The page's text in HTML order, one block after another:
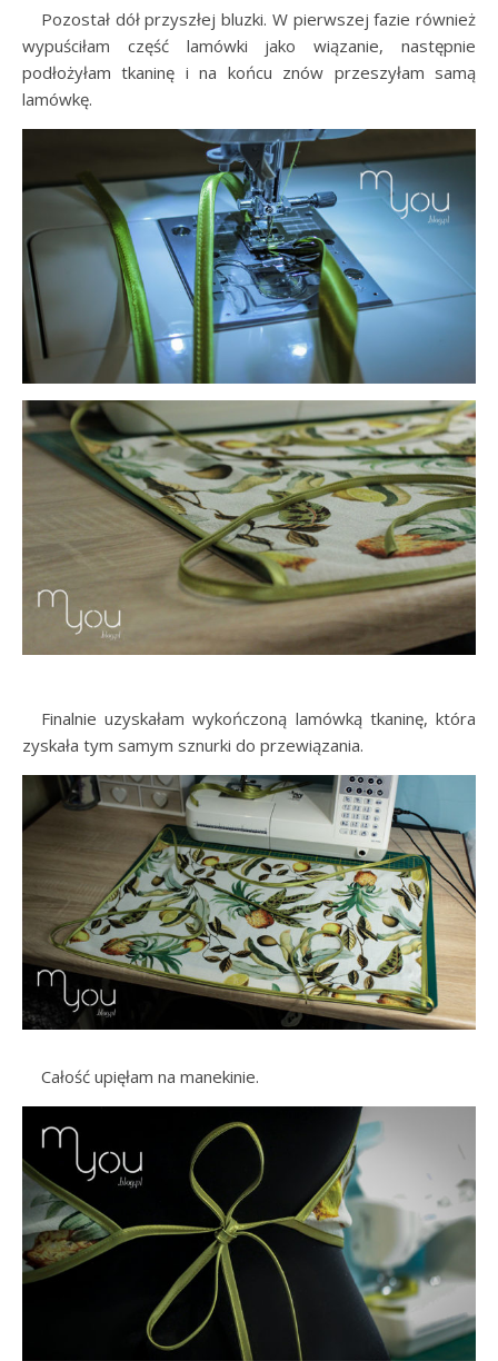
Pozostał dół przyszłej bluzki. W pierwszej fazie również
wypuściłam część lamówki jako wiązanie, następnie
podłożyłam tkaninę i na końcu znów przeszyłam samą
lamówkę.
Finalnie uzyskałam wykończoną lamówką tkaninę, która
zyskała tym samym sznurki do przewiązania.
Całość upięłam na manekinie.